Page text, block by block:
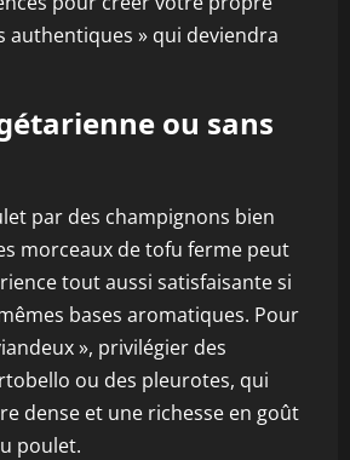
authentiques » qui deviendra
ou sans
par des champignons bien
morceaux de tofu ferme peut
tout aussi satisfaisante si
bases aromatiques. Pour
», privilégier des
ou des pleurotes, qui
dense et une richesse en goût
poulet.